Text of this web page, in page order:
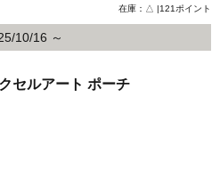
在庫：△ |121ポイント
10/16 ～
セルアート ポーチ